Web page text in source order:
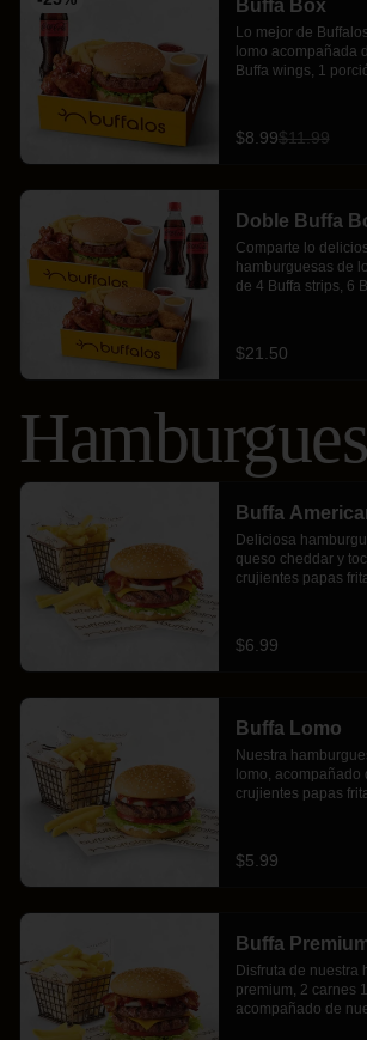
Buffa Box
Lo mejor de
lomo acompañada
Buffa wings, 1
$8.99$11.99
Doble Buffa
Comparte lo
hamburguesas de
de 4 Buffa strips, 6
$21.50
Buffa
Deliciosa
queso cheddar y
crujientes papas
$6.99
Buffa Lomo
Nuestra
lomo, acompañado
crujientes papas
$5.99
Buffa
Disfruta de nuestra
premium, 2 carnes
acompañado de